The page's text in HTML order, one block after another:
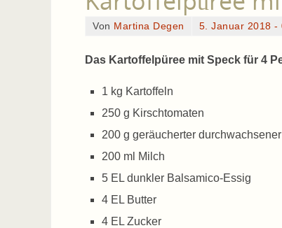
Von Martina Degen 5. Januar 2018 -
Das Kartoffelpüree mit Speck für 4
1 kg Kartoffeln
250 g Kirschtomaten
200 g geräucherter
200 ml Milch
5 EL dunkler Balsamico-Essig
4 EL Butter
4 EL Zucker